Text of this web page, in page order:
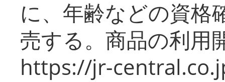
に、年齢などの資格
売する。商品の利用
https://jr-